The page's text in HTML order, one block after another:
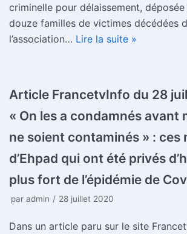
criminelle pour délaissement,
douze familles de victimes décédées
l’association… Lire la suite »
Article FrancetvInfo du 28
« On les a condamnés avant
ne soient contaminés » : ces
d’Ehpad qui ont été privés
plus fort de l’épidémie de
par admin 28 juillet 2020
Dans un article paru sur le site